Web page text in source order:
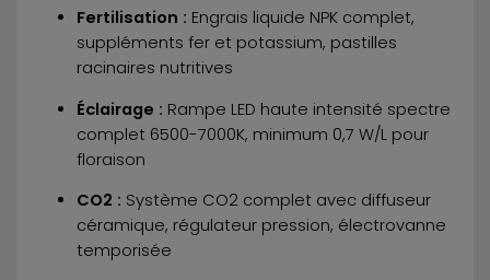
Fertilisation : Engrais liquide NPK complet,
suppléments fer et potassium, pastilles
racinaires nutritives
Éclairage : Rampe LED haute intensité spectre
complet 6500-7000K, minimum 0,7 W/L pour
floraison
CO2 : Système CO2 complet avec diffuseur
céramique, régulateur pression, électrovanne
temporisée